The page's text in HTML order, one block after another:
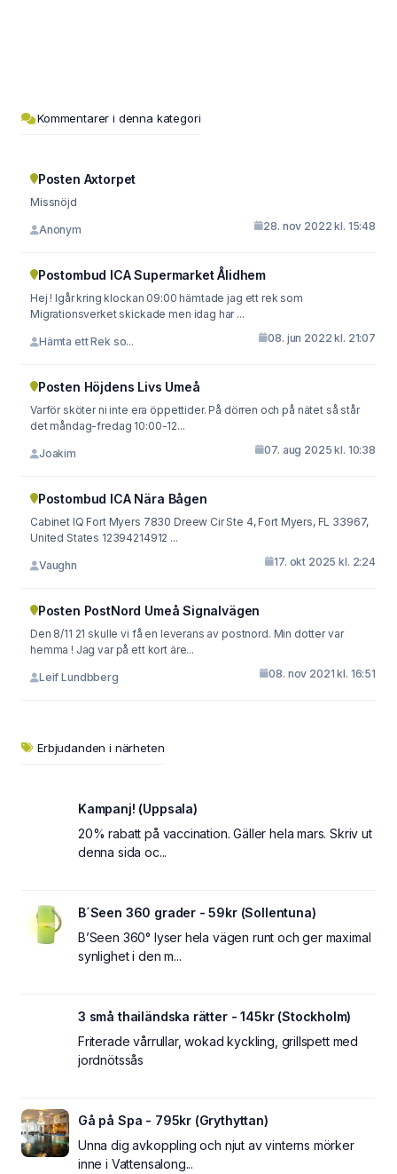
Kommentarer i denna kategori
Posten Axtorpet
Missnöjd
Anonym 28. nov 2022 kl. 15:48
Postombud ICA Supermarket Ålidhem
Hej ! Igår kring klockan 09:00 hämtade jag ett rek som
Migrationsverket skickade men idag har ...
Hämta ett Rek so... 08. jun 2022 kl. 21:07
Posten Höjdens Livs Umeå
Varför sköter ni inte era öppettider. På dörren och på nätet så står
det måndag-fredag 10:00-12...
Joakim 07. aug 2025 kl. 10:38
Postombud ICA Nära Bågen
Cabinet IQ Fort Myers 7830 Dreew Cir Ste 4, Fort Myers, FL 33967,
United Ѕtates 12394214912 ...
Vaughn 17. okt 2025 kl. 2:24
Posten PostNord Umeå Signalvägen
Den 8/11 21 skulle vi få en leverans av postnord. Min dotter var
hemma ! Jag var på ett kort äre...
Leif Lundbberg 08. nov 2021 kl. 16:51
Erbjudanden i närheten
Kampanj! (Uppsala)
20% rabatt på vaccination. Gäller hela mars. Skriv ut
denna sida oc...
B´Seen 360 grader - 59kr (Sollentuna)
B’Seen 360° lyser hela vägen runt och ger maximal
synlighet i den m...
3 små thailändska rätter - 145kr (Stockholm)
Friterade vårrullar, wokad kyckling, grillspett med
jordnötssås
Gå på Spa - 795kr (Grythyttan)
Unna dig avkoppling och njut av vinterns mörker
inne i Vattensalong...